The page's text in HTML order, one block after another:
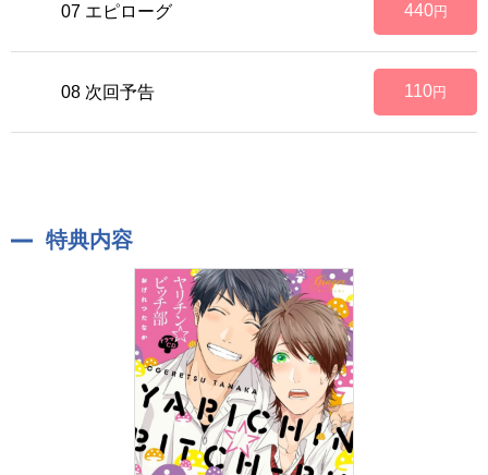
07 エピローグ 440円
08 次回予告 110円
特典内容